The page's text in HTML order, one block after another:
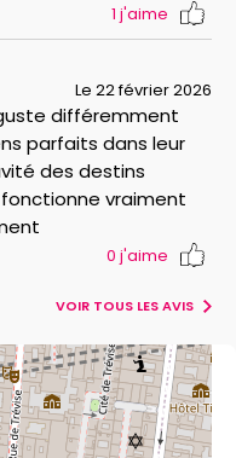
1 j'aime
Le 22 février 2026
différemment
parfaits dans leur
des destins
vraiment
0 j'aime
VOIR TOUS LES AVIS